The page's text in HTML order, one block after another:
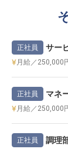
正社員 サー
月給／250,000
正社員 マネ
月給／250,000
正社員 調理